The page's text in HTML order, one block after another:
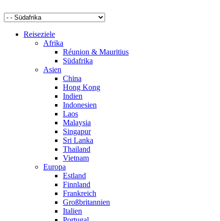
Reiseziele
Afrika
Réunion & Mauritius
Südafrika
Asien
China
Hong Kong
Indien
Indonesien
Laos
Malaysia
Singapur
Sri Lanka
Thailand
Vietnam
Europa
Estland
Finnland
Frankreich
Großbritannien
Italien